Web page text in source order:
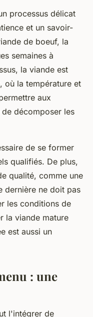
processus délicat
et un savoir-
de boeuf, la
semaines à
la viande est
où la température et
aux
décomposer les
de se former
qualifiés. De plus,
qualité, comme une
dernière ne doit pas
les conditions de
la viande mature
est aussi un
: une
l'intégrer de